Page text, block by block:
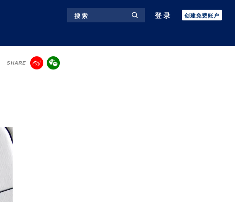
搜 索 登录 创建免费账户
SHARE